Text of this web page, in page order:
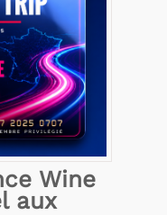
Wine
aux